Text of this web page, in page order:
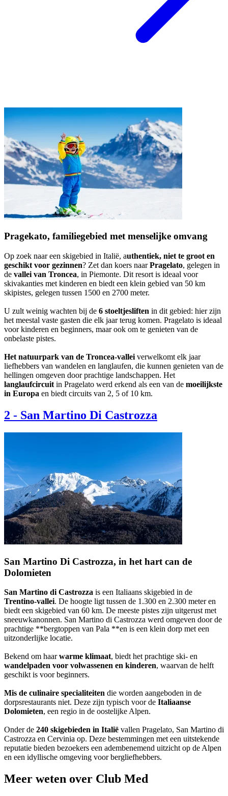
Pragekato, familiegebied met menselijke omvang
Op zoek naar een skigebied in Italië, authentiek, niet te groot en
geschikt voor gezinnen? Zet dan koers naarPragelato, gelegen in
de vallei van Troncea, in Piemonte. Dit resort is ideaal voor
skivakanties met kinderen en biedt een klein gebied van 50 km
skipistes, gelegen tussen 1500 en 2700 meter.
U zult weinig wachten bij de 6 stoeltjesliften in dit gebied: hier zijn
het meestal vaste gasten die elk jaar terug komen. Pragelato is ideaal
voor kinderen en beginners, maar ook om te genieten van de
onbelaste pistes.
Het natuurpark van de Troncea-vallei verwelkomt elk jaar
liefhebbers van wandelen en langlaufen, die kunnen genieten van de
hellingen omgeven door prachtige landschappen. Het
langlaufcircuit in Pragelato werd erkend als een van de moeilijkste
in Europa en biedt circuits van 2, 5 of 10 km.
2 - San Martino Di Castrozza
San Martino Di Castrozza, in het hart can de
Dolomieten
San Martino di Castrozza is een Italiaans skigebied in de
Trentino-vallei. De hoogte ligt tussen de 1.300 en 2.300 meter en
biedt een skigebied van 60 km. De meeste pistes zijn uitgerust met
sneeuwkanonnen. San Martino di Castrozza werd omgeven door de
prachtige **bergtoppen van Pala **en is een klein dorp met een
uitzonderlijke locatie.
Bekend om haarwarme klimaat, biedt het prachtige ski- en
wandelpaden voor volwassenen en kinderen, waarvan de helft
geschikt is voor beginners.
Mis de culinaire specialiteiten die worden aangeboden in de
dorpsrestaurants niet. Deze zijn typisch voor de Italiaanse
Dolomieten, een regio in de oostelijke Alpen.
Onder de 240 skigebieden in Italië vallen Pragelato, San Martino di
Castrozza en Cervinia op. Deze bestemmingen met een uitstekende
reputatie bieden bezoekers een adembenemend uitzicht op de Alpen
en een idyllische omgeving voor bergliefhebbers.
Meer weten over Club Med